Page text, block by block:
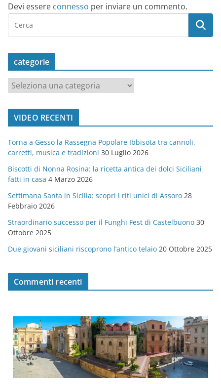
Devi essere connesso per inviare un commento.
categorie
a
t
o
r
i
e
VIDEO RECENTI
Torna a Gesso la Rassegna Popolare Ibbisota tra cannoli,
carretti, musica e tradizioni 30 Luglio 2026
Biscotti di Nonna Rosina: la ricetta antica dei dolci Siciliani
fatti in casa 4 Marzo 2026
Settimana Santa in Sicilia: scopri i riti unici di Assoro 28
Febbraio 2026
Straordinario successo per il Funghi Fest di Castelbuono 30
Ottobre 2025
Due giovani siciliani riscoprono l’antico telaio 20 Ottobre 2025
Commenti recenti